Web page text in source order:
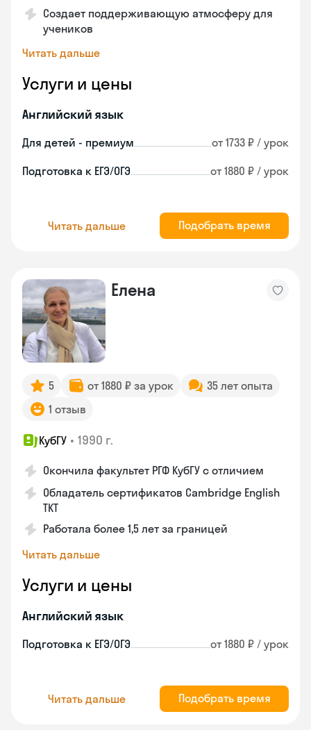
Создает поддерживающую атмосферу для
учеников
Читать дальше
Услуги и цены
Английский язык
Для детей - премиум от 1733 ₽ / урок
Подготовка к ЕГЭ/ОГЭ от 1880 ₽ / урок
Читать дальше Подобрать время
Елена
5 от 1880 ₽ за урок
35 лет опыта
1 отзыв
КубГУ • 1990 г.
Окончила факультет РГФ КубГУ с отличием
Обладатель сертификатов Cambridge English
TKT
Работала более 1,5 лет за границей
Читать дальше
Услуги и цены
Английский язык
Подготовка к ЕГЭ/ОГЭ от 1880 ₽ / урок
Читать дальше Подобрать время